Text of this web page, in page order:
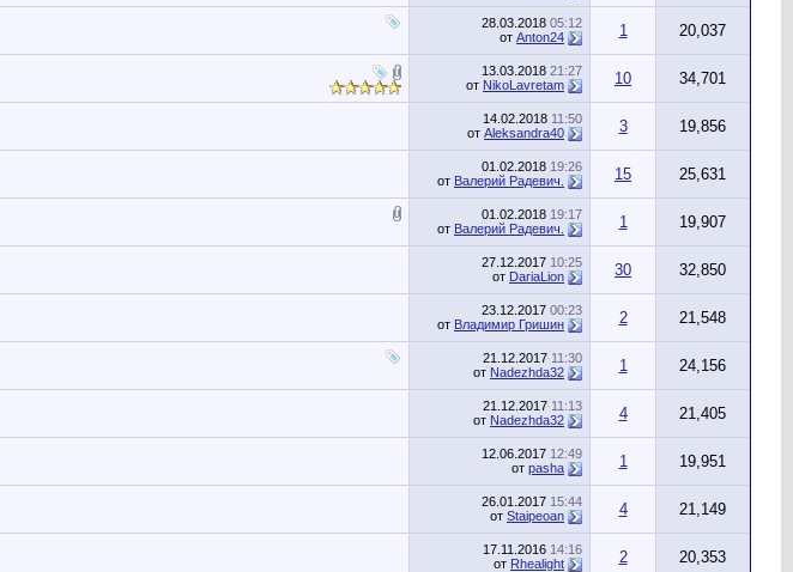
28.03.2018 05:12
от Anton24 1 20,037
13.03.2018 21:27
от NikoLavretam 10 34,701
14.02.2018 11:50
от Aleksandra40 3 19,856
01.02.2018 19:26
от Валерий Радевич. 15 25,631
01.02.2018 19:17
от Валерий Радевич. 1 19,907
27.12.2017 10:25
от DariaLion 30 32,850
23.12.2017 00:23
от Владимир Гришин 2 21,548
21.12.2017 11:30
от Nadezhda32 1 24,156
21.12.2017 11:13
от Nadezhda32 4 21,405
12.06.2017 12:49
от pasha 1 19,951
26.01.2017 15:44
от Staipeoan 4 21,149
17.11.2016 14:16
от Rhealight 2 20,353